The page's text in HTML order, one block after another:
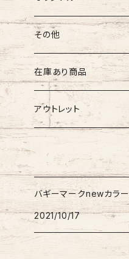
両面マークいり
オリジナル
両面バギーマーク
オリジナル
ぷちまる
みにまる
バギーマークプチ ストラッ
オリジナル
ぷちまる
くるくるぷち
バギーマークミニ
バギーマークプチ
吸盤バギーマーク
バギーマークナノ
オリジナル
ネズミ
くま
にゃん
オリジナル
バギーマーク
バギーマークプチ
バギーマークミニ
バギーマークナノ
ステッカー
バギーマークくるくるプチ
イニシャルチャーム
Mサイズ
Lサイズ
XLサイズ
XXLサイズ
Sサイズ
XXLサイズ
Mサイズ
Lサイズ
XLサイズ
おしりナップケース 横
バギーマーク
バギーマークレギュラーサイ
バギーマークミニ
バギーマークナノ
バギーマークプチ
吸盤付きバギーマーク
おしりナップケース
縦型ストラップ
横型ストラップ
その他
イニシャルチャーム
バギーポケット
ビックバギーポケット
吸盤バギーマーク
バギーマークプチ
バギーマークレギュラー
ブーツ
その他
ネームホルダー
nanoまる
在庫あり商品
バギーマーク
レギュラーサイズ
リメイク品
ブーツ
バギーマークミニ
アウトレット
バギーマークnewカラー
2021/10/17